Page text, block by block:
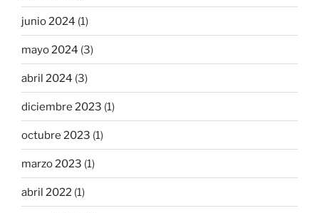
junio 2024 (1)
mayo 2024 (3)
abril 2024 (3)
diciembre 2023 (1)
octubre 2023 (1)
marzo 2023 (1)
abril 2022 (1)